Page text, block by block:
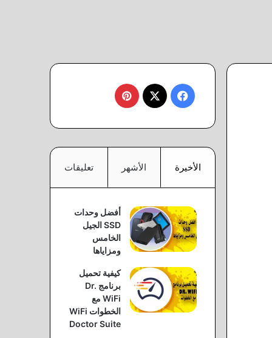
فيسبوك
‫X بينتيريست
الأخيرة الأشهر تعليقات
أفضل وحدات
SSD الجيل
الخامس
ومزاياها
كيفية تحميل
برنامج Dr.
WiFi مع
الخطوات WiFi
Doctor Suite